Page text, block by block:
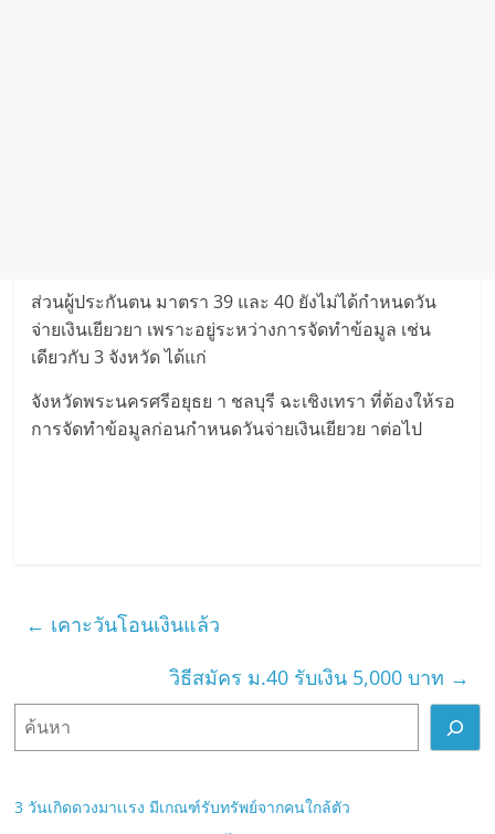
ส่วนผู้ประกันตน มาตรา 39 และ 40 ยังไม่ได้กำหนดวัน
จ่ายเงินเยียวยา เพราะอยู่ระหว่างการจัดทำข้อมูล เช่น
เดียวกับ 3 จังหวัด ได้แก่
จังหวัดพระนครศรีอยุธย า ชลบุรี ฉะเชิงเทรา ที่ต้องให้รอ
การจัดทำข้อมูลก่อนกำหนดวันจ่ายเงินเยียวย าต่อไป
← เคาะวันโอนเงินแล้ว
วิธีสมัคร ม.40 รับเงิน 5,000 บาท →
3 วันเกิดดวงมาเเรง มีเกณฑ์รับทรัพย์จากคนใกล้ตัว